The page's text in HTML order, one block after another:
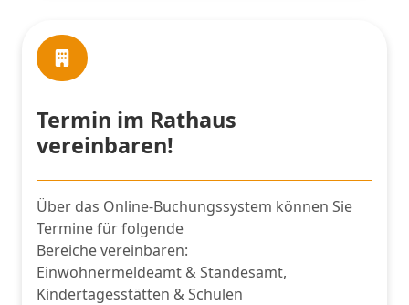
Termin im Rathaus
vereinbaren!
Über das Online-Buchungssystem können Sie
Termine für folgende
Bereiche vereinbaren:
Einwohnermeldeamt & Standesamt,
Kindertagesstätten & Schulen